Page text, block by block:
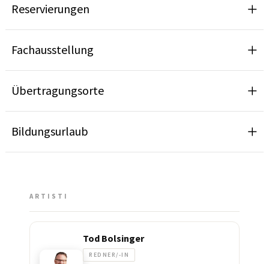
Reservierungen
Fachausstellung
Übertragungsorte
Bildungsurlaub
ARTISTI
Tod Bolsinger
REDNER/-IN